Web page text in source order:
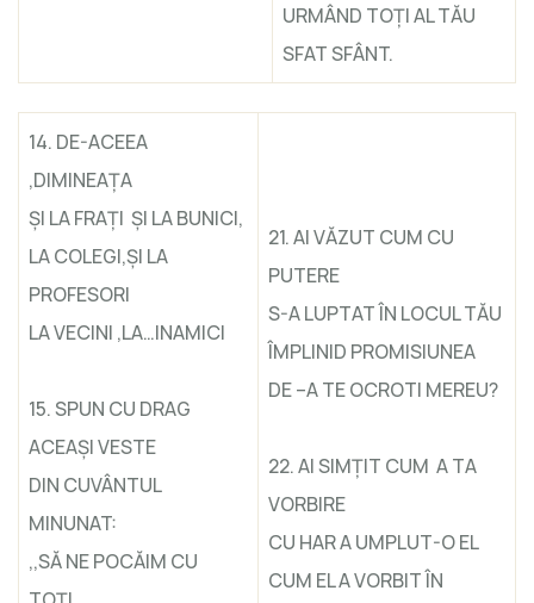
URMÂND TOŢI AL TĂU
SFAT SFÂNT.
14. DE-ACEEA
,DIMINEAŢA
ŞI LA FRAŢI ŞI LA BUNICI,
LA COLEGI,ŞI LA
PROFESORI
LA VECINI ,LA…INAMICI
15. SPUN CU DRAG
ACEAŞI VESTE
DIN CUVÂNTUL
MINUNAT:
,,SĂ NE POCĂIM CU
21. AI VĂZUT CUM CU
PUTERE
S-A LUPTAT ÎN LOCUL TĂU
ÎMPLINID PROMISIUNEA
DE –A TE OCROTI MEREU?
22. AI SIMŢIT CUM A TA
VORBIRE
CU HAR A UMPLUT-O EL
CUM EL A VORBIT ÎN